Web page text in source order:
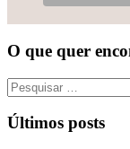
O que quer
Pesquisar
por:
Últimos posts